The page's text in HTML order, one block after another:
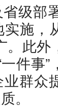
级部
施，
。此
件事
群众
。